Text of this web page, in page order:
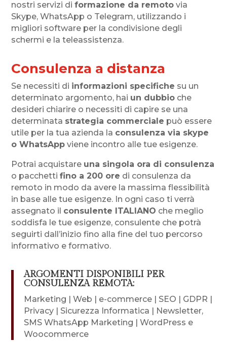
nostri servizi diformazione da remoto via
Skype, WhatsApp o Telegram, utilizzando i
migliori software per la condivisione degli
schermi e la teleassistenza.
Consulenza a distanza
Se necessiti di informazioni specifiche su un
determinato argomento, hai un dubbio che
desideri chiarire o necessiti di capire se una
determinata strategia commerciale può essere
utile per la tua azienda la consulenza via skype
o WhatsApp viene incontro alle tue esigenze.
Potrai acquistare una singola ora di consulenza
o pacchettifino a 200 ore di consulenza da
remoto in modo da avere la massima flessibilità
in base alle tue esigenze. In ogni caso ti verrà
assegnato il consulente ITALIANO che meglio
soddisfa le tue esigenze, consulente che potrà
seguirti dall’inizio fino alla fine del tuo percorso
informativo e formativo.
ARGOMENTI DISPONIBILI PER
CONSULENZA REMOTA:
Marketing | Web | e-commerce | SEO | GDPR |
Privacy | Sicurezza Informatica | Newsletter,
SMS WhatsApp Marketing | WordPress e
Woocommerce